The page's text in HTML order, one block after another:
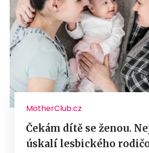
MotherClub.cz
Čekám dítě se ženou.
úskalí lesbického